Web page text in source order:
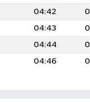
04:42
04:43
04:44
04:46